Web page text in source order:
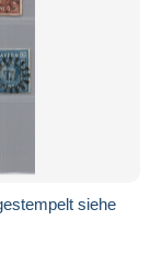
siehe